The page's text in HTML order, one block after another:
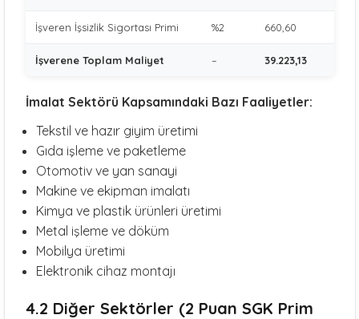
İşveren İşsizlik Sigortası Primi %2 660,60
İşverene Toplam Maliyet – 39.223,13
İmalat Sektörü Kapsamındaki Bazı Faaliyetler:
Tekstil ve hazır giyim üretimi
Gıda işleme ve paketleme
Otomotiv ve yan sanayi
Makine ve ekipman imalatı
Kimya ve plastik ürünleri üretimi
Metal işleme ve döküm
Mobilya üretimi
Elektronik cihaz montajı
4.2 Diğer Sektörler (2 Puan SGK Prim